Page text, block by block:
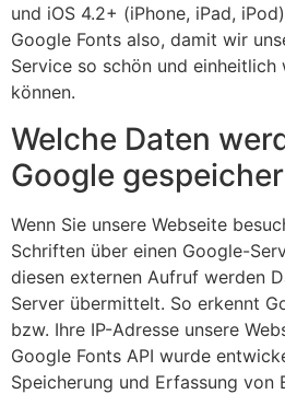
und iOS 4.2+ (iPhone, iPad,
Google Fonts also, damit wir
Service so schön und
können.
Welche Daten
Google
Wenn Sie unsere Webseite
Schriften über einen Google-
diesen externen Aufruf werden
Server übermittelt. So erkennt
bzw. Ihre IP-Adresse unsere
Google Fonts API wurde
Speicherung und Erfassung von